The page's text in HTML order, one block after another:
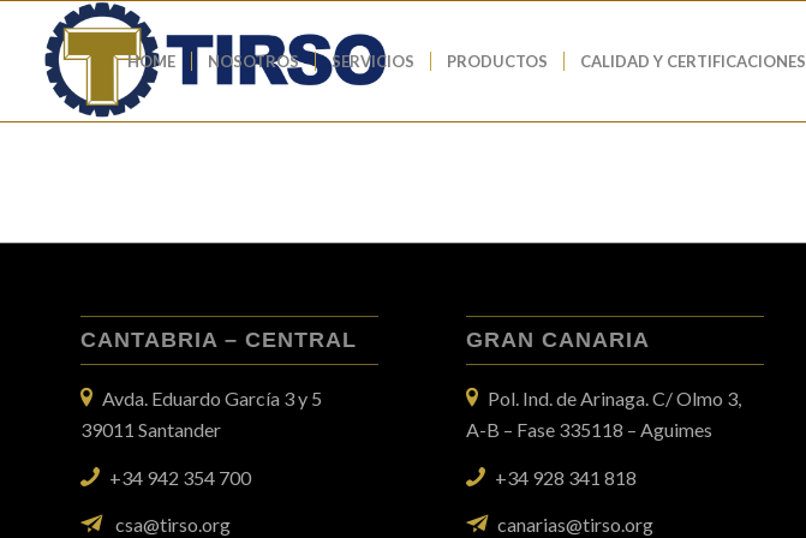
HOME NOSOTROS SERVICIOS PRODUCTOS CALIDAD Y CERTIFICACIONES
CANTABRIA – CENTRAL
Avda. Eduardo García 3 y 5
39011 Santander
+34 942 354 700
csa@tirso.org
GRAN CANARIA
Pol. Ind. de Arinaga. C/ Olmo 3,
A-B – Fase 335118 – Aguimes
+34 928 341 818
canarias@tirso.org